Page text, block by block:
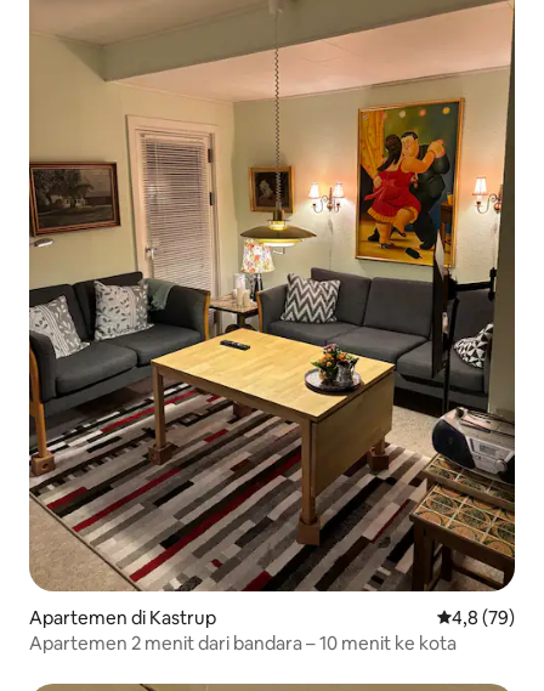
Apartemen di Kastrup Nilai rata-
4,8 (79)
Apartemen 2 menit dari bandara – 10 menit ke kota